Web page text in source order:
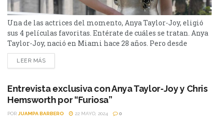
Una de las actrices del momento, Anya Taylor-Joy, eligió
sus 4 películas favoritas. Entérate de cuáles se tratan. Anya
Taylor-Joy, nació en Miami hace 28 años. Pero desde
pequeña, porque vivió en el país, adoptó la nacionalidad
argentina, y luego, la británica. Recibió varios premios,
Actores y un Premio de...
LEER MÁS
Entrevista exclusiva con Anya Taylor-Joy y Chris
Hemsworth por “Furiosa”
POR JUAMPA BARBERO 22 MAYO, 2024 0